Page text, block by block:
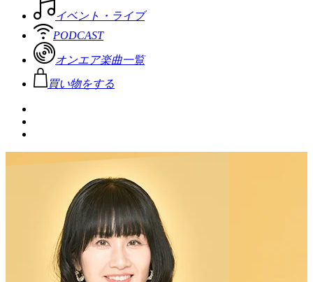
イベント・ライブ
PODCAST
オンエア楽曲一覧
買い物をする